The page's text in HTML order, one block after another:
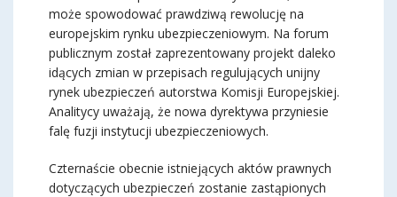
może spowodować prawdziwą rewolucję na
europejskim rynku ubezpieczeniowym. Na forum
publicznym został zaprezentowany projekt daleko
idących zmian w przepisach regulujących unijny
rynek ubezpieczeń autorstwa Komisji Europejskiej.
Analitycy uważają, że nowa dyrektywa przyniesie
falę fuzji instytucji ubezpieczeniowych.
Czternaście obecnie istniejących aktów prawnych
dotyczących ubezpieczeń zostanie zastąpionych